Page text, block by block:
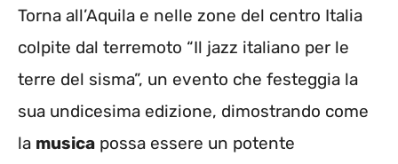
Torna all’Aquila e nelle zone del centro Italia
colpite dal terremoto “Il jazz italiano per le
terre del sisma”, un evento che festeggia la
sua undicesima edizione, dimostrando come
la musica possa essere un potente